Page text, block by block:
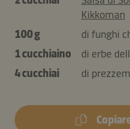
Kikkoman
100 g
di funghi
1 cucchiaino
di erbe
4 cucchiai
di